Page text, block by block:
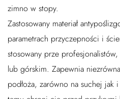
zimno w stopy.
Zastosowany materiał
parametrach przyczepności i
stosowany prze
lub górskim. Zapewnia
podłoża, zarówno na suchej